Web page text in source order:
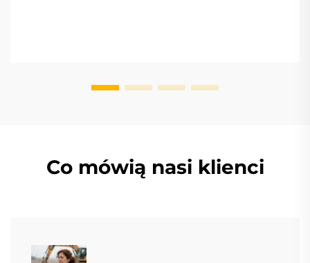
Co mówią nasi klienci